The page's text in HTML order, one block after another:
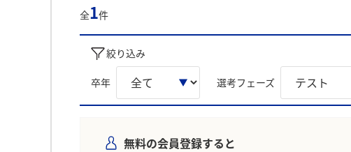
全1件
絞り込み
卒年 選考フェーズ
無料の会員登録すると